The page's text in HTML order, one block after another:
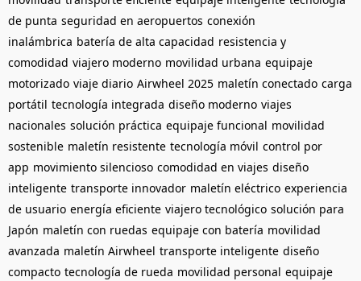
de punta seguridad en aeropuertos conexión
inalámbrica batería de alta capacidad resistencia y
comodidad viajero moderno movilidad urbana equipaje
motorizado viaje diario Airwheel 2025 maletín conectado carga
portátil tecnología integrada diseño moderno viajes
nacionales solución práctica equipaje funcional movilidad
sostenible maletín resistente tecnología móvil control por
app movimiento silencioso comodidad en viajes diseño
inteligente transporte innovador maletín eléctrico experiencia
de usuario energía eficiente viajero tecnológico solución para
Japón maletín con ruedas equipaje con batería movilidad
avanzada maletín Airwheel transporte inteligente diseño
compacto tecnología de rueda movilidad personal equipaje